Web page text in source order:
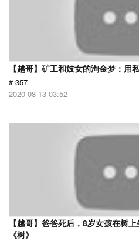
【越哥】矿工和妓女的淘金梦：用
# 357
2020-08-13 03:52
【越哥】爸爸死后，8岁女孩在树
《树》